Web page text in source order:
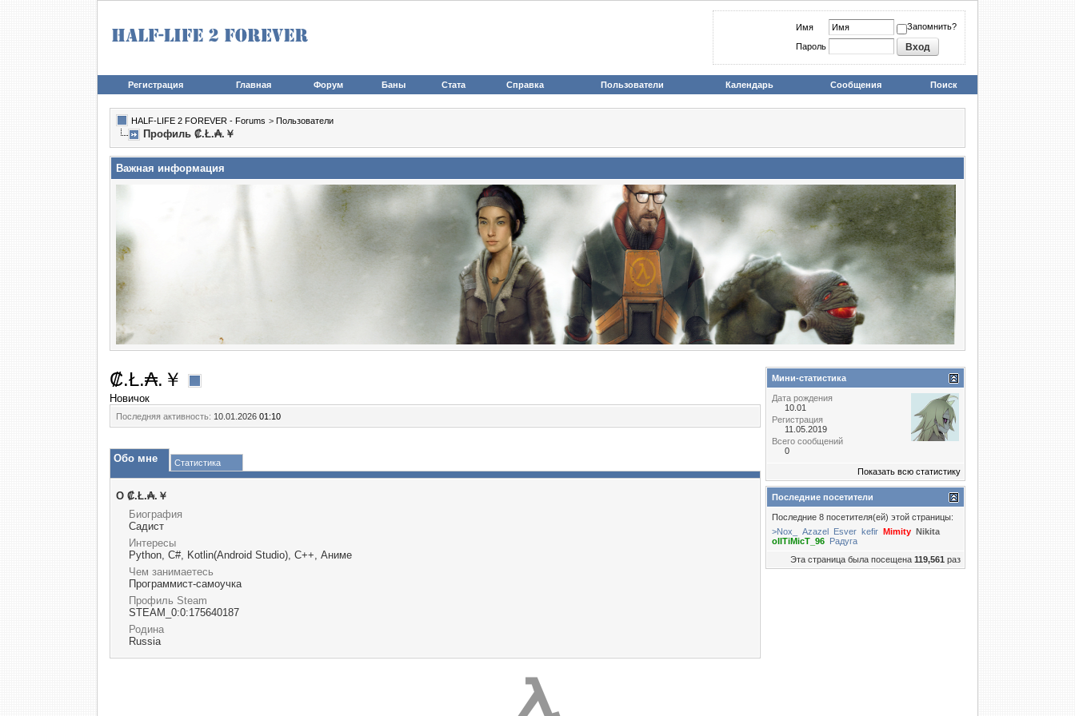
Имя Запомнить?
Пароль
Регистрация Главная Форум Баны Стата Справка Пользователи Календарь Сообщения Поиск
HALF-LIFE 2 FOREVER - Forums > Пользователи
Профиль ₡.Ł.₳.￥
Важная информация
₡.Ł.₳.￥
Новичок
Последняя активность: 10.01.2026 01:10
Обо мне Статистика
О ₡.Ł.₳.￥
Биография
Садист
Интересы
Python, C#, Kotlin(Android Studio), C++, Аниме
Чем занимаетесь
Программист-самоучка
Профиль Steam
STEAM_0:0:175640187
Родина
Russia
Мини-статистика
Дата рождения
10.01
Регистрация
11.05.2019
Всего сообщений
0
Показать всю статистику
Последние посетители
Последние 8 посетителя(ей) этой страницы:
>Nox_
Azazel Esver kefir Mimity Nikita
oIITiMicT_96 Радуга
Эта страница была посещена 119,561 раз